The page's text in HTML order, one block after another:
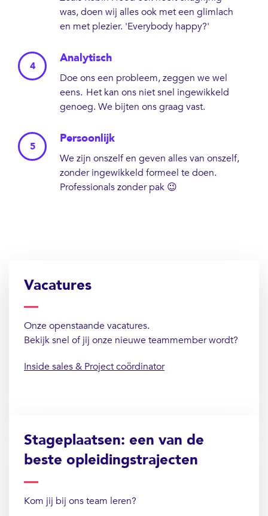
was, doen wij alles ook met een glimlach
en met plezier. 'Everybody happy?'
Analytisch
Doe ons een probleem, zeggen we wel
eens. Het kan ons niet snel ingewikkeld
genoeg. We bijten ons graag vast.
Persoonlijk
We zijn onszelf en geven alles van onszelf,
zonder ingewikkeld formeel te doen.
Professionals zonder pak 😉
Vacatures
Onze openstaande vacatures.
Bekijk snel of jij onze nieuwe teammember wordt?
Inside sales & Project coördinator
Stageplaatsen: een van de
beste opleidingstrajecten
Kom jij bij ons team leren?